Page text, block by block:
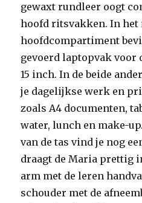
gewaxt rundleer oogt
hoofd ritsvakken. In het
hoofdcompartiment
gevoerd laptopvak voor
15 inch. In de beide
je dagelijkse werk en
zoals A4 documenten,
water, lunch en make-
van de tas vind je nog
draagt de Maria prettig
arm met de leren
schouder met de